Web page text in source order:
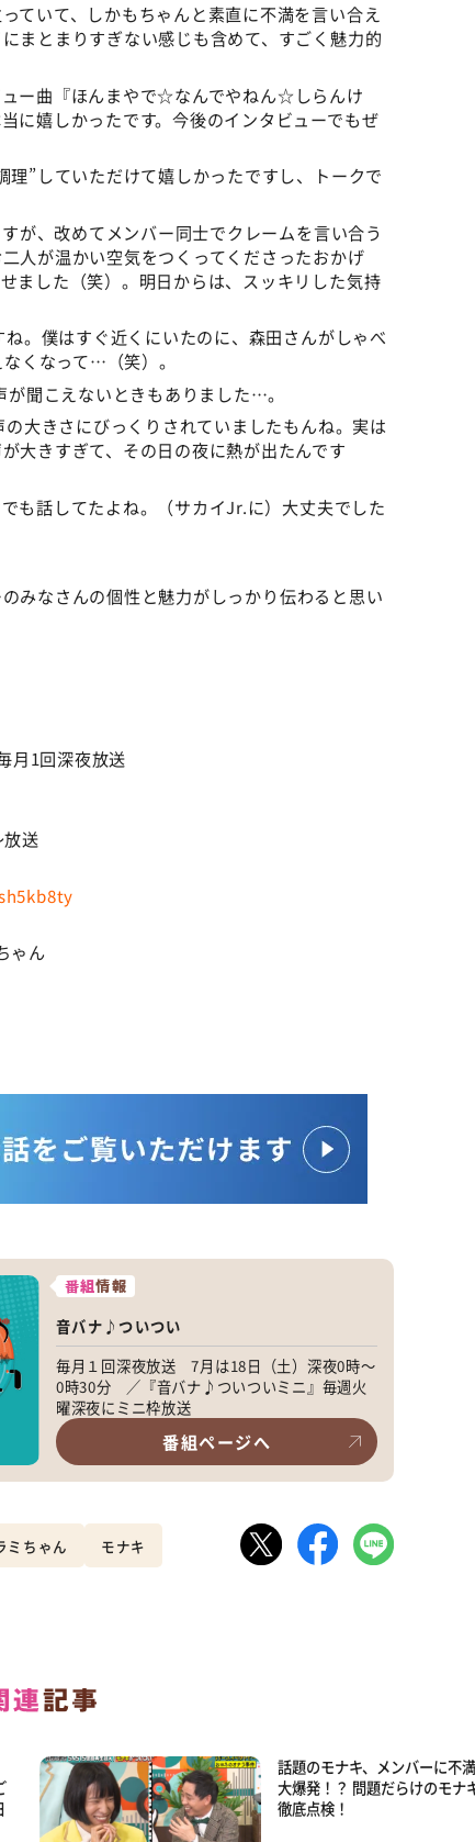
ていて、しかもちゃんと素直に不満を言い合え
まとまりすぎない感じも含めて、すごく魅力的
ー曲『ほんまやで☆なんでやねん☆しらんけ
に嬉しかったです。今後のインタビューでもぜ
”していただけて嬉しかったですし、トークで
が、改めてメンバー同士でクレームを言い合う
人が温かい空気をつくってくださったおかげ
ました（笑）。明日からは、スッキリした気持
。僕はすぐ近くにいたのに、森田さんがしゃべ
くなって…（笑）。
聞こえないときもありました…。
大きさにびっくりされていましたもんね。実は
大きすぎて、その日の夜に熱が出たんです
も話してたよね。（サカイJr.に）大丈夫でした
みなさんの個性と魅力がしっかり伝わると思い
月1回深夜放送
送
ゃん
番組情報
音バナ♪ついつい
毎月１回深夜放送 7月は18日（土）深夜0時～
0時30分 ／『音バナ♪ついついミニ』毎週火
曜深夜にミニ枠放送
番組ページへ
ミちゃん モナキ
話題のモナキ、メンバーに不
大爆発！？ 問題だらけのモナ
徹底点検！